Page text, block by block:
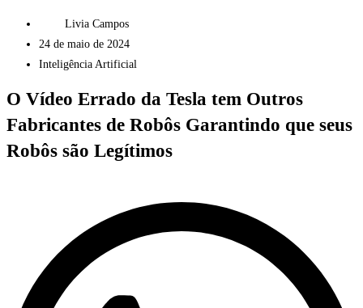
Livia Campos
24 de maio de 2024
Inteligência Artificial
O Vídeo Errado da Tesla tem Outros
Fabricantes de Robôs Garantindo que seus
Robôs são Legítimos